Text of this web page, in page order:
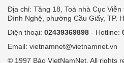
Địa chỉ: Tầng 18, Toà nhà Cục
Đình Nghệ, phường Cầu Giấy, TP.
Điện thoại: 02439369898 - Hotline:
Email: vietnamnet@vietnamnet.vn
© 1997 Báo VietNamNet. All rights